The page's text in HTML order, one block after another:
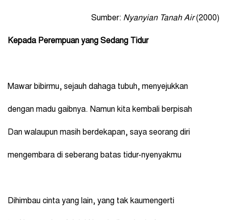
Sumber: Nyanyian Tanah Air(2000)
Kepada Perempuan yang Sedang Tidur
Mawar bibirmu, sejauh dahaga tubuh, menyejukkan
dengan madu gaibnya. Namun kita kembali berpisah
Dan walaupun masih berdekapan, saya seorang diri
mengembara di seberang batas tidur-nyenyakmu
Dihimbau cinta yang lain, yang tak kaumengerti